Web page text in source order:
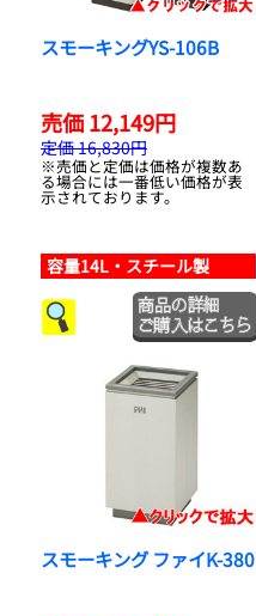
スモーキングYS-106B
売価 12,149円
定価 16,830円
※売価と定価は価格が複数あ
る場合には一番低い価格が表
示されております。
容量14L・スチール製
スモーキング ファイK-380